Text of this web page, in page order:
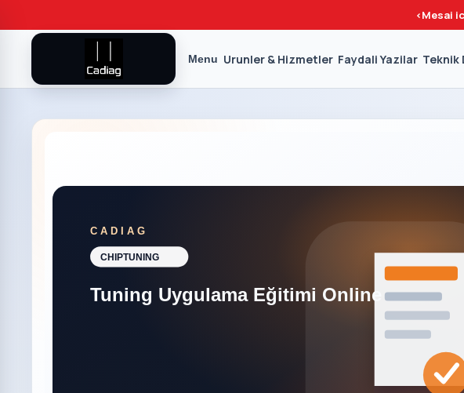
<Mesai
Menu Urunler & Hizmetler Faydali Yazilar Teknik